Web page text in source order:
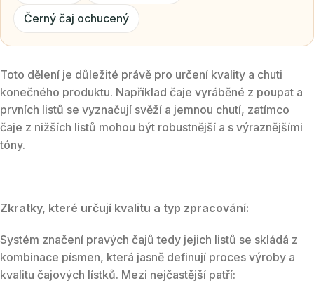
Černý čaj ochucený
Toto dělení je důležité právě pro určení kvality a chuti
konečného produktu. Například čaje vyráběné z poupat a
prvních listů se vyznačují svěží a jemnou chutí, zatímco
čaje z nižších listů mohou být robustnější a s výraznějšími
tóny.
Zkratky, které určují kvalitu a typ zpracování:
Systém značení pravých čajů tedy jejich listů se skládá z
kombinace písmen, která jasně definují proces výroby a
kvalitu čajových lístků. Mezi nejčastější patří: